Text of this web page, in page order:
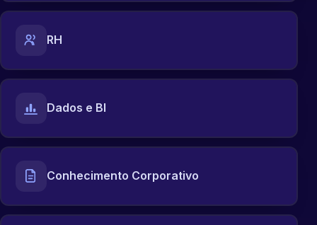
RH
Dados e BI
Conhecimento Corporativo